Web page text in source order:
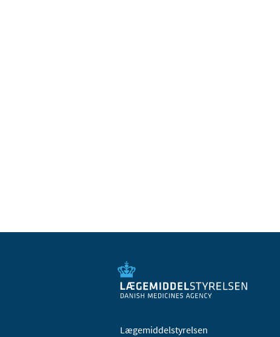
Lægemiddelstyrelsen